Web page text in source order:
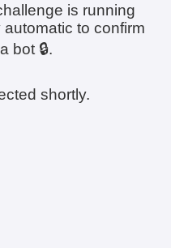
is running
to confirm
bot 🔒.
shortly.